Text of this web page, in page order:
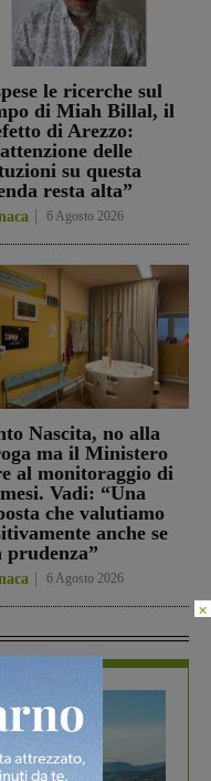
le ricerche sul
di Miah Billal, il
di Arezzo:
delle
su questa
resta alta”
6 Agosto 2026
Nascita, no alla
ma il Ministero
al monitoraggio di
Vadi: “Una
che valutiamo
anche se
prudenza”
6 Agosto 2026
×